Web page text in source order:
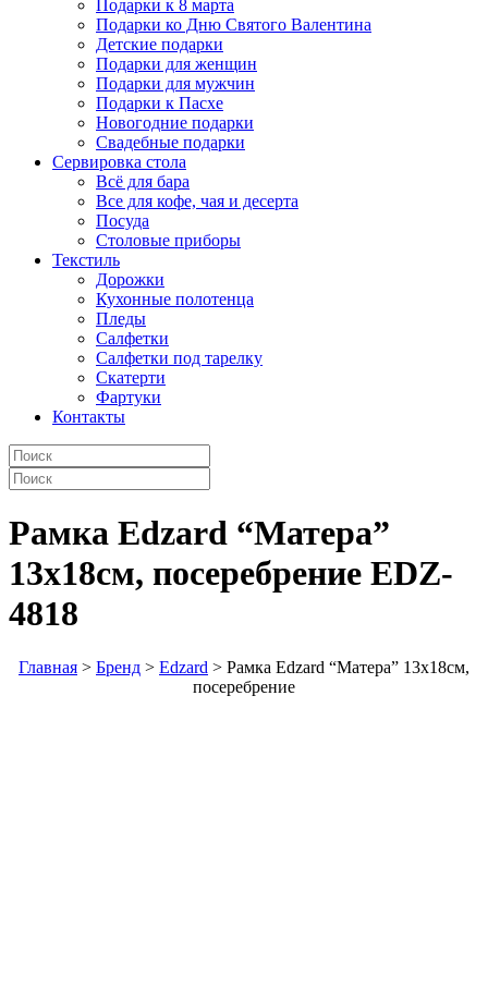
Подарки к 8 марта
Подарки ко Дню Святого Валентина
Детские подарки
Подарки для женщин
Подарки для мужчин
Подарки к Пасхе
Новогодние подарки
Свадебные подарки
Сервировка стола
Всё для бара
Все для кофе, чая и десерта
Посуда
Столовые приборы
Текстиль
Дорожки
Кухонные полотенца
Пледы
Салфетки
Салфетки под тарелку
Скатерти
Фартуки
Контакты
Рамка Edzard “Матера”
13х18см, посеребрение EDZ-
4818
Главная > Бренд > Edzard > Рамка Edzard “Матера” 13х18см,
посеребрение